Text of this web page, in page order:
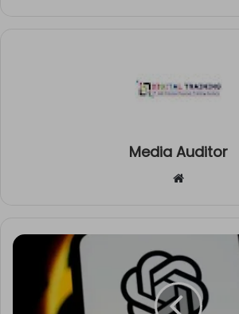
Media Auditor
Website